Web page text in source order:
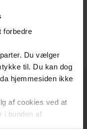
forbedre
Du vælger
til. Du kan dog
hjemmesiden ikke
af cookies ved at
i bunden af